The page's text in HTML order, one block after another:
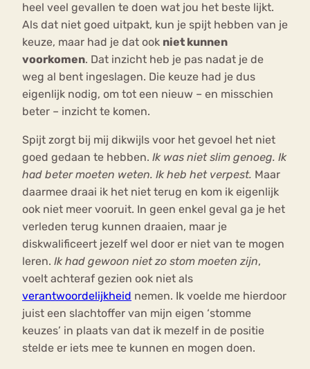
heel veel gevallen te doen wat jou het beste lijkt.
Als dat niet goed uitpakt, kun je spijt hebben van je
keuze, maar had je dat ook niet kunnen
voorkomen. Dat inzicht heb je pas nadat je de
weg al bent ingeslagen. Die keuze had je dus
eigenlijk nodig, om tot een nieuw – en misschien
beter – inzicht te komen.
Spijt zorgt bij mij dikwijls voor het gevoel het niet
goed gedaan te hebben. Ik was niet slim genoeg. Ik
had beter moeten weten. Ik heb het verpest. Maar
daarmee draai ik het niet terug en kom ik eigenlijk
ook niet meer vooruit. In geen enkel geval ga je het
verleden terug kunnen draaien, maar je
diskwalificeert jezelf wel door er niet van te mogen
leren. Ik had gewoon niet zo stom moeten zijn,
voelt achteraf gezien ook niet als
verantwoordelijkheid nemen. Ik voelde me hierdoor
juist een slachtoffer van mijn eigen ‘stomme
keuzes’ in plaats van dat ik mezelf in de positie
stelde er iets mee te kunnen en mogen doen.